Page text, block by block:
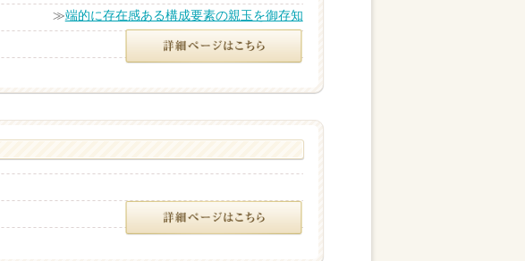
≫端的に存在感ある構成要素の親玉を御存知